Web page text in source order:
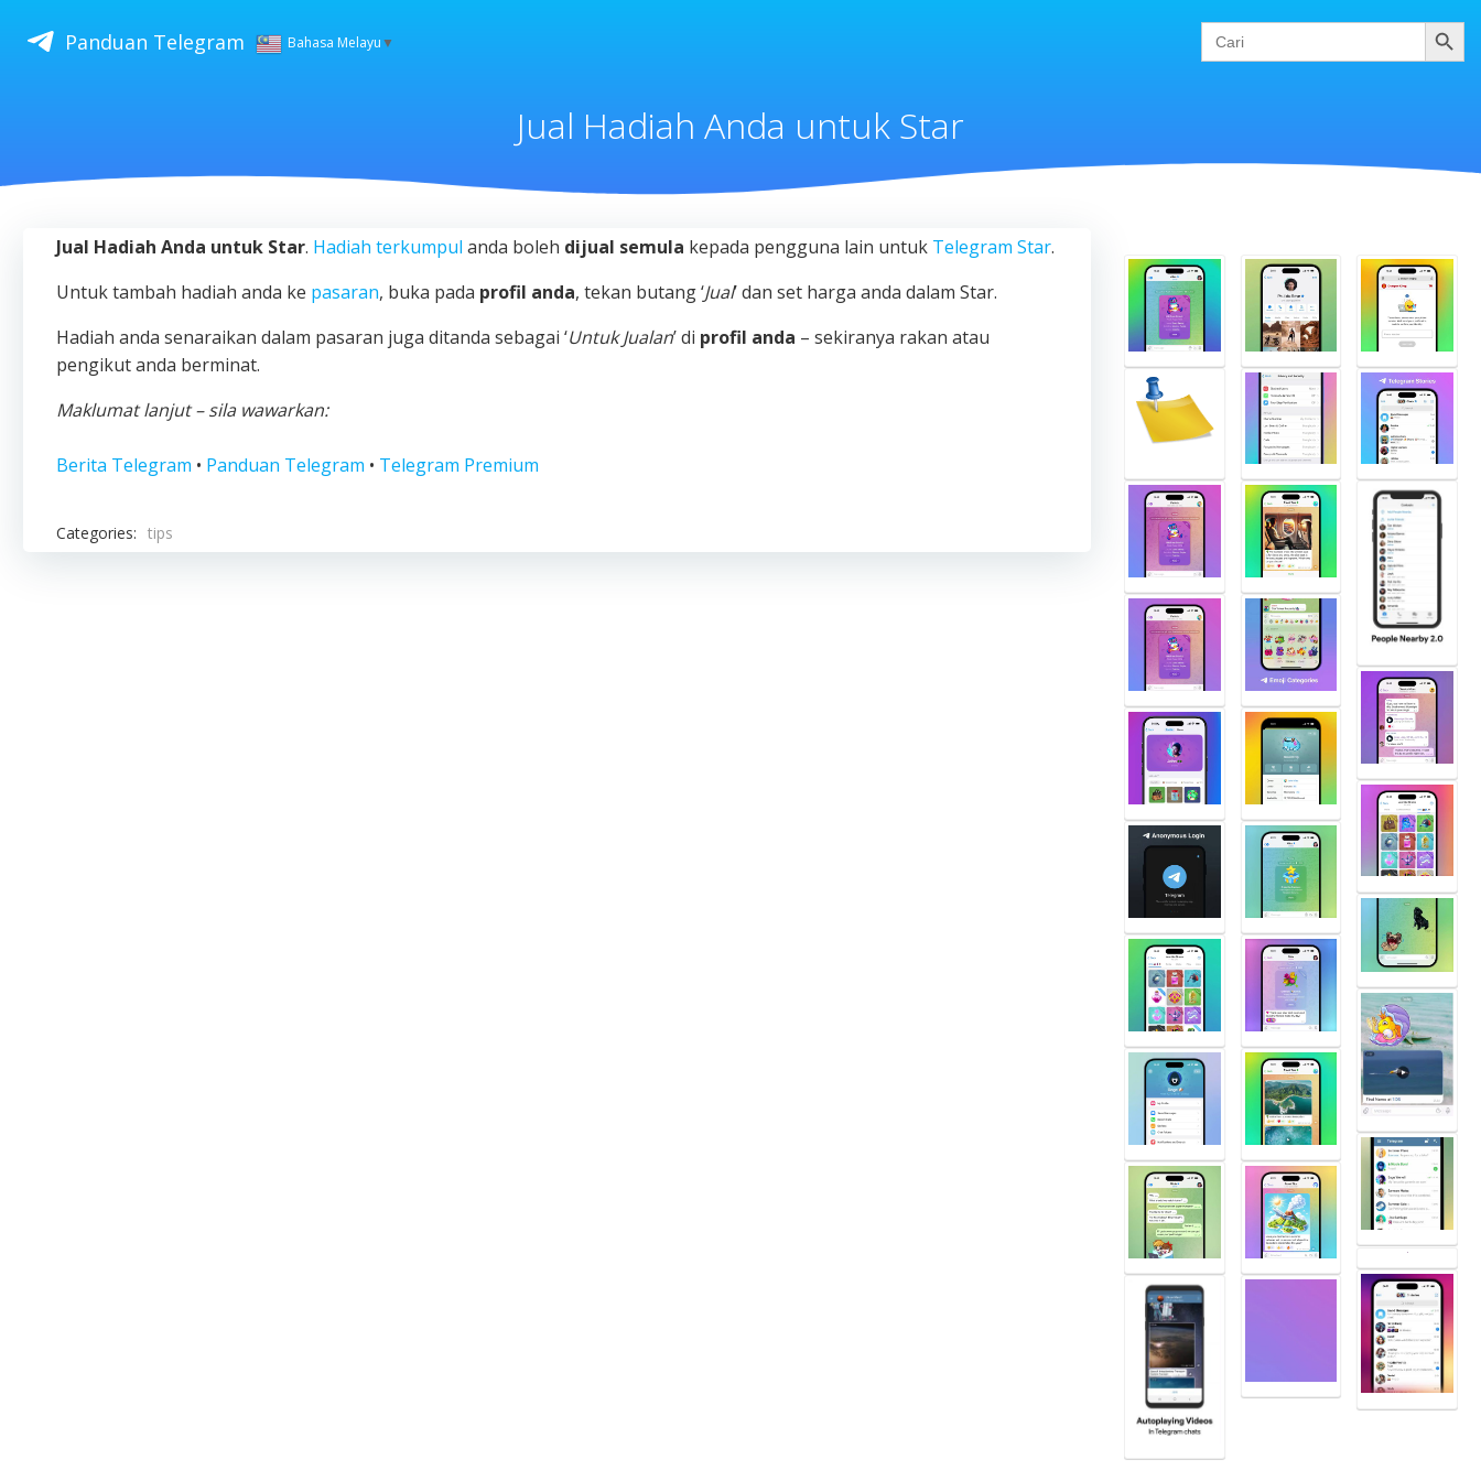
Panduan Telegram Bahasa Melayu▼
Search
for:
Cari
Jual Hadiah Anda untuk Star
Jual Hadiah Anda untuk Star. Hadiah terkumpul anda boleh dijual semula kepada pengguna lain untuk Telegram Star.
Untuk tambah hadiah anda ke pasaran, buka pada profil anda, tekan butang ‘Jual’ dan set harga anda dalam Star.
Hadiah anda senaraikan dalam pasaran juga ditanda sebagai ‘Untuk Jualan’ di profil anda – sekiranya rakan atau
pengikut anda berminat.
Maklumat lanjut – sila wawarkan:
Berita Telegram • Panduan Telegram • Telegram Premium
Categories: tips